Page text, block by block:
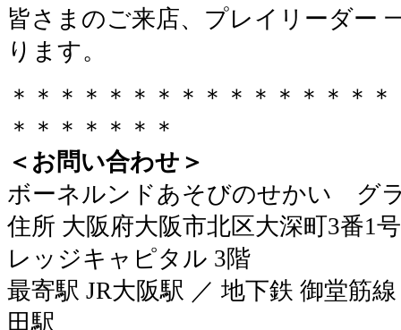
皆さまのご来店、プレイリーダー
ります。
＊＊＊＊＊＊＊＊＊＊＊＊＊＊＊
＊＊＊＊＊＊＊
＜お問い合わせ＞
ボーネルンドあそびのせかい グ
住所 大阪府大阪市北区大深町3番1
レッジキャピタル 3階
最寄駅 JR大阪駅 ／ 地下鉄 御堂筋
田駅